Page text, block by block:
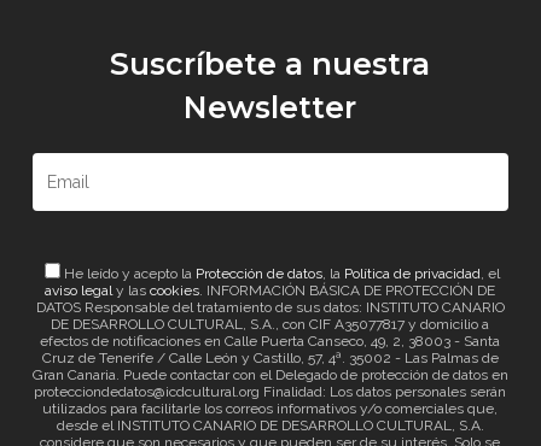
Suscríbete a nuestra
Newsletter
He leído y acepto la Protección de datos, la Política de privacidad, el
aviso legaly lascookies. INFORMACIÓN BÁSICA DE PROTECCIÓN DE
DATOS Responsable del tratamiento de sus datos: INSTITUTO CANARIO
DE DESARROLLO CULTURAL, S.A., con CIF A35077817 y domicilio a
efectos de notificaciones en Calle Puerta Canseco, 49, 2, 38003 - Santa
Cruz de Tenerife / Calle León y Castillo, 57, 4ª. 35002 - Las Palmas de
Gran Canaria. Puede contactar con el Delegado de protección de datos en
protecciondedatos@icdcultural.org Finalidad: Los datos personales serán
utilizados para facilitarle los correos informativos y/o comerciales que,
desde el INSTITUTO CANARIO DE DESARROLLO CULTURAL, S.A.
considere que son necesarios y que pueden ser de su interés. Solo se